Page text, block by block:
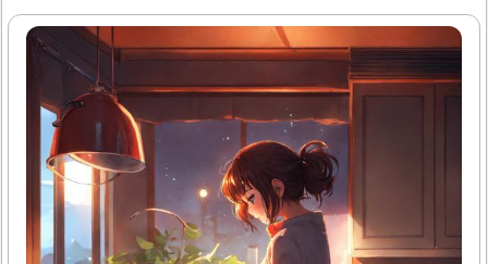
고자 하는 사람들에게 트윈플레임은 매혹적인 주제가 되고
있습니다. 트윈플레임의 정의 트윈플레임은 쉽게 말해 우리
영혼의 또 다른 반쪽이라고 할 수 있습니다. 이들은 서로를 완
벽하게 이해하며, 감정적으로 깊이 연결되어 있습니다. 일반
적으로 트윈플레임은 서로가 하나의 영혼에서 분리된 두 개
의 개체로 여겨집니다. 이 관계는 단순한 로맨스 이상의 의미
를 가지며, 영혼의 성장과 진화를 촉진합니다. 두 사람은 서로
를 통해 자신의 어두운 면을 마주하고 극복해 나가며, 영혼의
진정한 본질을 발견하게 됩니다. 트윈플레임과 소울메이트의